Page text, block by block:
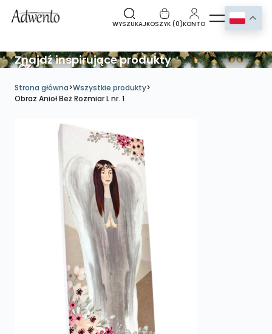
WYSZUKAJKOSZYK (0)KONTO
Znajdź inspirujące produkty
Strona główna>Wszystkie produkty>
Obraz Anioł Beż Rozmiar L nr. 1